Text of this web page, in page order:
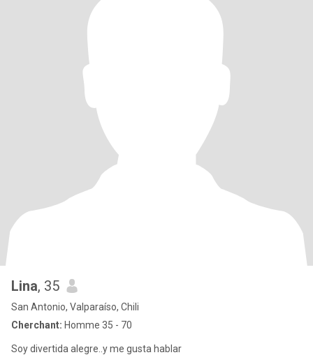
Lina, 35
San Antonio, Valparaíso, Chili
Cherchant: Homme 35 - 70
Soy divertida alegre..y me gusta hablar